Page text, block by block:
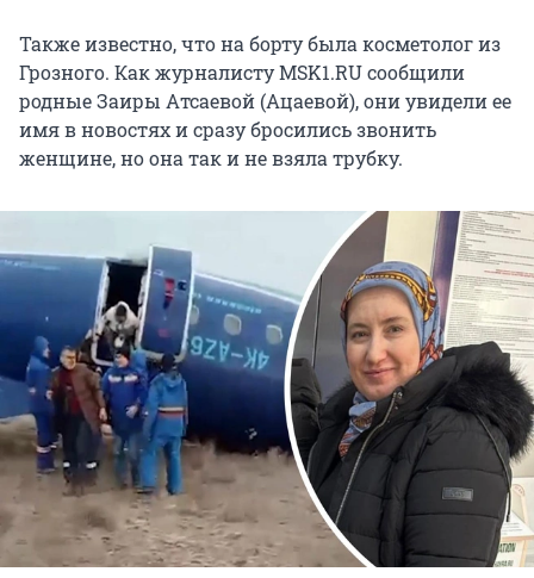
Также известно, что на борту была косметолог из
Грозного. Как журналисту MSK1.RU сообщили
родные Заиры Атсаевой (Ацаевой), они увидели ее
имя в новостях и сразу бросились звонить
женщине, но она так и не взяла трубку.